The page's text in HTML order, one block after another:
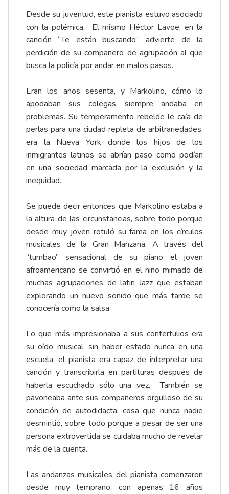
Desde su juventud, este pianista estuvo asociado
con la polémica. El mismo Héctor Lavoe, en la
canción “Te están buscando”, advierte de la
perdición de su compañero de agrupación al que
busca la policía por andar en malos pasos.
Eran los años sesenta, y Markolino, cómo lo
apodaban sus colegas, siempre andaba en
problemas. Su temperamento rebelde le caía de
perlas para una ciudad repleta de arbitrariedades,
era la Nueva York donde los hijos de los
inmigrantes latinos se abrían paso como podían
en una sociedad marcada por la exclusión y la
inequidad.
Se puede decir entonces que Markolino estaba a
la altura de las circunstancias, sobre todo porque
desde muy joven rotuló su fama en los círculos
musicales de la Gran Manzana. A través del
“tumbao” sensacional de su piano el joven
afroamericano se convirtió en el niño mimado de
muchas agrupaciones de latin Jazz que estaban
explorando un nuevo sonido que más tarde se
conocería como la salsa.
Lo que más impresionaba a sus contertulios era
su oído musical, sin haber estado nunca en una
escuela, el pianista era capaz de interpretar una
canción y transcribirla en partituras después de
haberla escuchado sólo una vez. También se
pavoneaba ante sus compañeros orgulloso de su
condición de autodidacta, cosa que nunca nadie
desmintió, sobre todo porque a pesar de ser una
persona extrovertida se cuidaba mucho de revelar
más de la cuenta.
Las andanzas musicales del pianista comenzaron
desde muy temprano, con apenas 16 años